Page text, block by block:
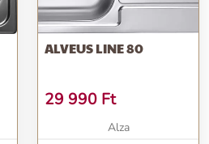
ALVEUS LINE 80
29 990 Ft
Alza